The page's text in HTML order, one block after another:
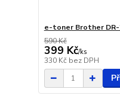
e-toner Brother
590 Kč
399 Kč/ks
330 Kč bez DPH